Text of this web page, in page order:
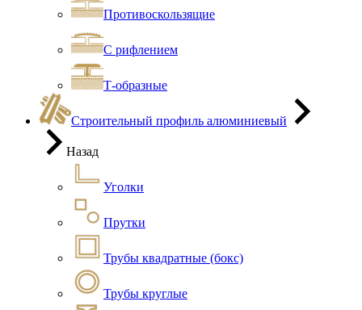
Противоскользящие
С рифлением
Т-образные
Строительный профиль алюминиевый
Назад
Уголки
Прутки
Трубы квадратные (бокс)
Трубы круглые